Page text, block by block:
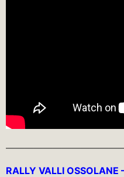
RALLY VALLI OSSOLANE